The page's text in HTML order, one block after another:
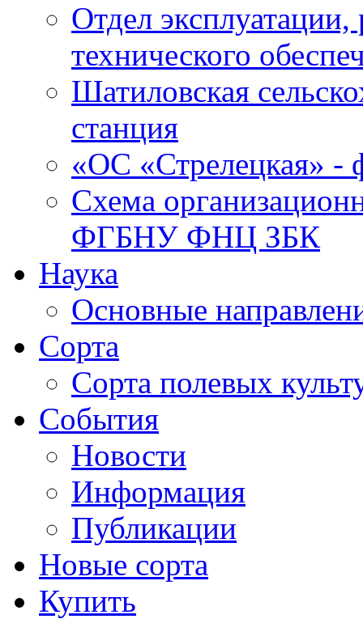
Отдел
технического
Шатиловская
станция
«ОС «Стрелецкая»
Схема
ФГБНУ ФНЦ ЗБК
Наука
Основные
Сорта
Сорта полевых
События
Новости
Информация
Публикации
Новые сорта
Купить